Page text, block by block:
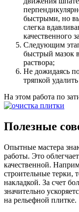
быстрыми, но
слегка
качественного
Следующим
быстрый мазок
раствора;
Не дожидаясь
тряпкой
На этом работа по
Полезные
Опытные мастера
работы. Это
качественной.
строительные терки,
накладкой. За счет
значительно
на рельефной плитке.